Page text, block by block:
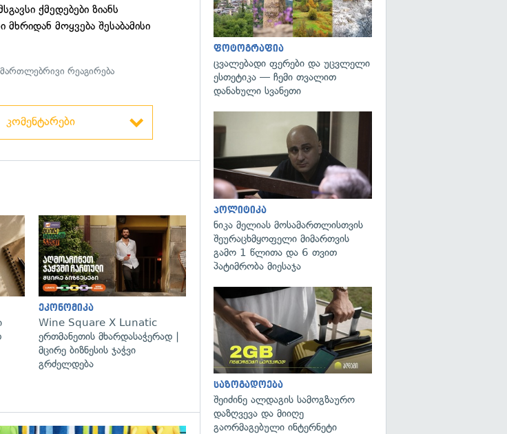
ქმედებები ზიანს
მხრიდან მოყვება შესაბამისი
რეაგირება
კომენტარები
ეკონომიკა
Wine Square X Lunatic
ერთმანეთის მხარდასაჭერად |
მცირე ბიზნესის ჯაჭვი
გრძელდება
ფოტოგრაფია
ცვალებადი ფერები და უცვლელი
ესთეტიკა — ჩემი თვალით
დანახული სვანეთი
პოლიტიკა
ნიკა მელიას მოსამართლისთვის
შეურაცხმყოფელი მიმართვის
გამო 1 წლითა და 6 თვით
პატიმრობა მიესაჯა
საზოგადოება
შეიძინე ალდაგის სამოგზაურო
დაზღვევა და მიიღე
გაორმაგებული ინტერნეტი